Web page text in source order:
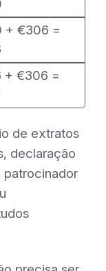
+ €306 =
+ €306 =
de extratos
declaração
patrocinador